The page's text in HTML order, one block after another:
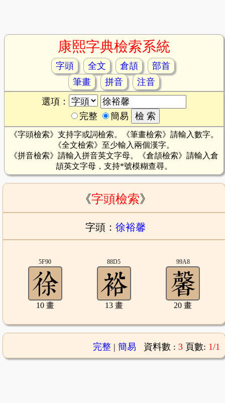
康熙字典檢索系統
字頭 全文 倉頡
部首
筆畫
拼音
注音
選項：
完整
簡易
《字頭檢索》支持字或詞檢索。《筆畫檢索》請輸入數字。
《全文檢索》至少輸入兩個漢字。
《拼音檢索》請輸入拼音英文字母。《倉頡檢索》請輸入倉
頡英文字母，支持*號模糊查尋。
《字頭檢索》
字頭： 徐裕馨
5F90
10 畫
88D5
13 畫
99A8
20 畫
完整| 簡易 資料數 : 3 頁數: 1/1